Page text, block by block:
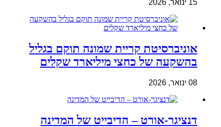
15 ינואר, 2026
אוניברסיטת קריית שמונה תוקם בגליל
בהשקעה של כחצי מיליארד שקלים
08 ינואר, 2026
דנציגר-אורט – הדיבייט של המדינה